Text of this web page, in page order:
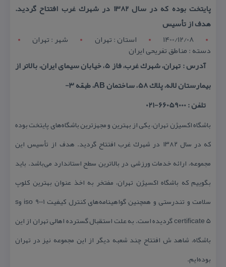
پایتخت بوده كه در سال ۱۳۸۲ در شهرك غرب افتتاح گردید.
هدف از تأسیس
1400/12/08
استان : تهران شهر : تهران
دسته : مناطق تفریحی ایران
آدرس : تهران، شهرك غرب، فاز ۵، خیابان سیمای ایران، بالاتر از
بیمارستان لاله، پلاك ۵۸، ساختمان AB، طبقه ۳-
تلفن : 66059000-021
باشگاه اكسیژن تهران، یكی از بهترین و مجهزترین باشگاه‌های پایتخت بوده
كه در سال ۱۳۸۲ در شهرك غرب افتتاح گردید. هدف از تأسیس این
مجموعه، ارائه خدمات ورزشی در بالاترین سطح استاندارد می‌باشد. باید
بگوییم كه باشگاه اكسیژن تهران، مفتخر به اخذ عنوان بهترین كلوپ
سلامت و تندرستی و همچنین گواهینامه‌های كنترل كیفیت iso 9001 وs
certificate 5 گردیده است. به علت استقبال گسترده اهالی تهران از این
باشگاه، شاهد ش افتتاح چند شعبه دیگر از این مجموعه نیز در تهران
بوده‌ایم.